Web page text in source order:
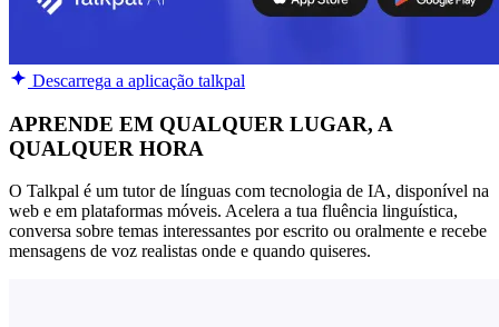
Descarrega a aplicação talkpal
APRENDE EM QUALQUER LUGAR, A
QUALQUER HORA
O Talkpal é um tutor de línguas com tecnologia de IA, disponível na
web e em plataformas móveis. Acelera a tua fluência linguística,
conversa sobre temas interessantes por escrito ou oralmente e recebe
mensagens de voz realistas onde e quando quiseres.